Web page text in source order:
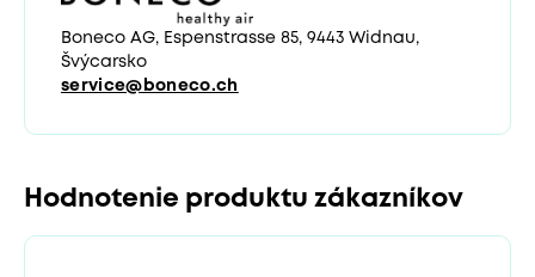
Boneco AG, Espenstrasse 85, 9443 Widnau,
Švýcarsko
service@boneco.ch
Hodnotenie produktu zákazníkov